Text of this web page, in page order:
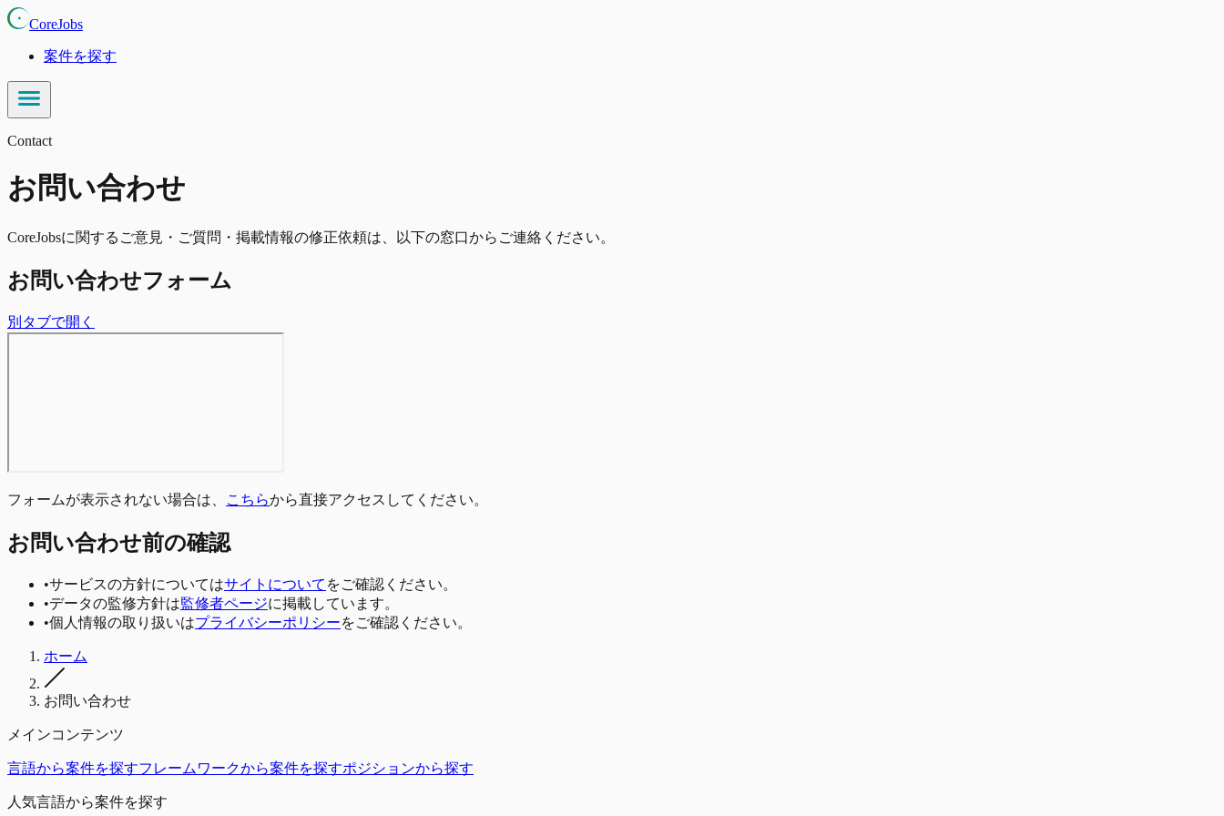
CoreJobs
案件を探す
Contact
お問い合わせ
CoreJobsに関するご意見・ご質問・掲載情報の修正依頼は、以下の窓口からご連絡ください。
お問い合わせフォーム
別タブで開く
フォームが表示されない場合は、 こちらから直接アクセスしてください。
お問い合わせ前の確認
•サービスの方針についてはサイトについて をご確認ください。
•データの監修方針は監修者ページに掲載しています。
•個人情報の取り扱いはプライバシーポリシーをご確認ください。
ホーム
お問い合わせ
メインコンテンツ
言語から案件を探すフレームワークから案件を探すポジションから探す
人気言語から案件を探す